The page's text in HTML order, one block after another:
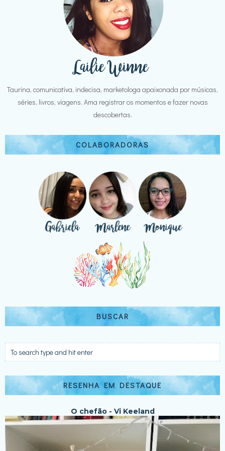
Taurina, comunicativa, indecisa, marketologa apaixonada por músicas,
séries, livros, viagens. Ama registrar os momentos e fazer novas
descobertas.
COLABORADORAS
BUSCAR
RESENHA EM DESTAQUE
O chefão - Vi Keeland